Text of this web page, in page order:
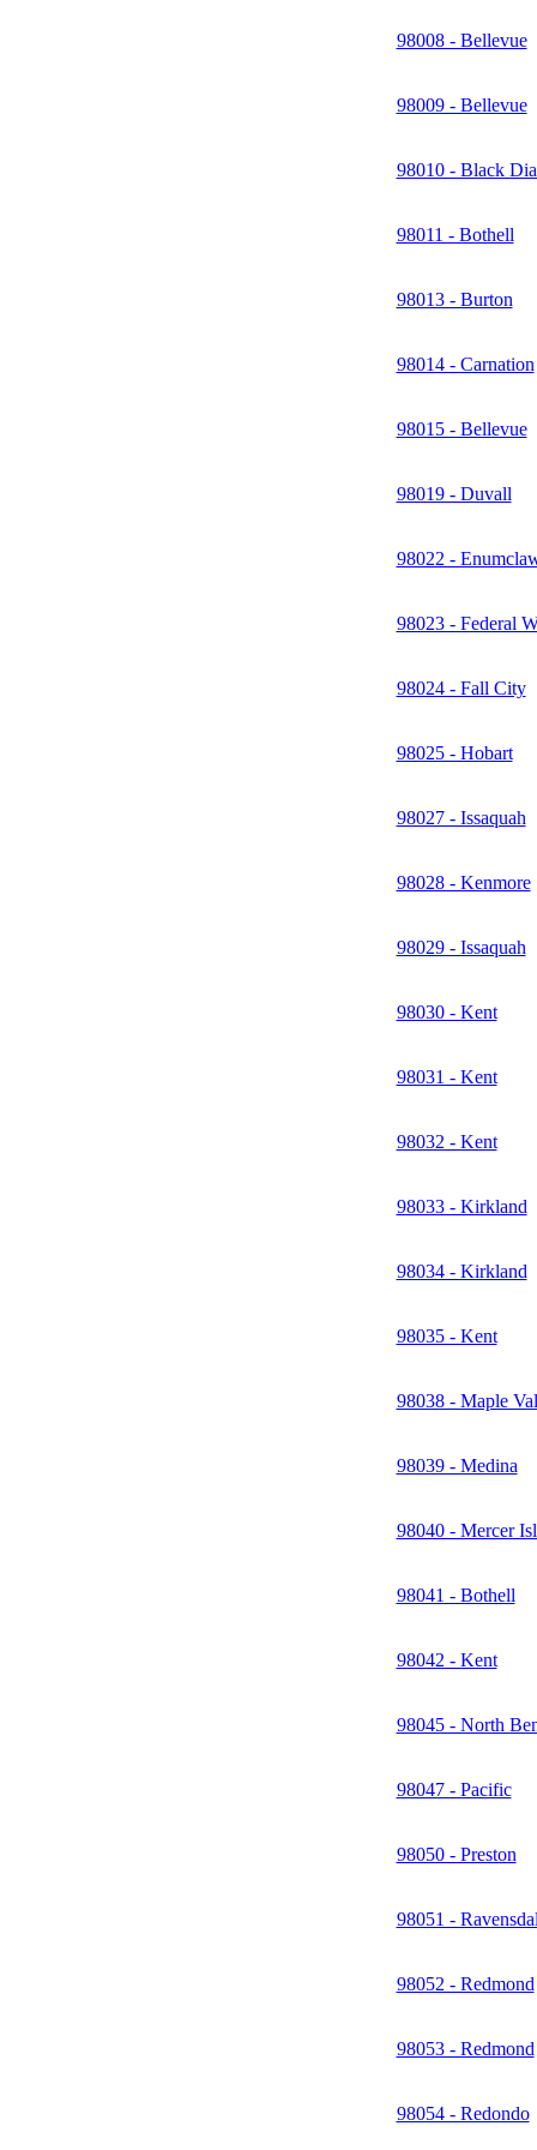
98008 - Bellevue
98009 - Bellevue
98010 - Black
98011 - Bothell
98013 - Burton
98014 - Carnation
98015 - Bellevue
98019 - Duvall
98022 -
98023 - Federal
98024 - Fall City
98025 - Hobart
98027 - Issaquah
98028 - Kenmore
98029 - Issaquah
98030 - Kent
98031 - Kent
98032 - Kent
98033 - Kirkland
98034 - Kirkland
98035 - Kent
98038 - Maple
98039 - Medina
98040 - Mercer
98041 - Bothell
98042 - Kent
98045 - North
98047 - Pacific
98050 - Preston
98051 -
98052 - Redmond
98053 - Redmond
98054 - Redondo